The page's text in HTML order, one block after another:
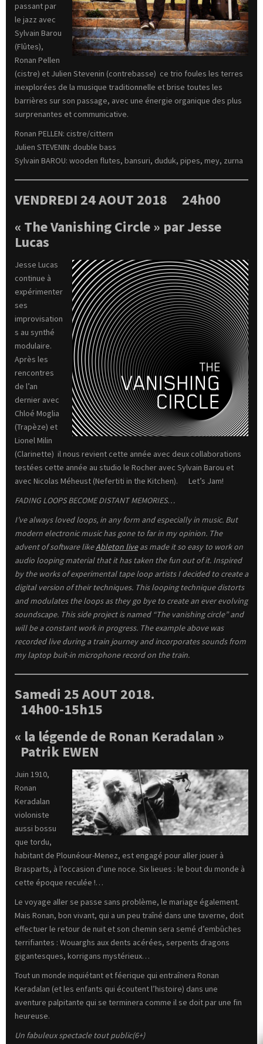
passant par
le jazz avec
Sylvain Barou
(Flûtes),
Ronan Pellen
(cistre) et Julien Stevenin (contrebasse) ce trio foules les terres
inexplorées de la musique traditionnelle et brise toutes les
barrières sur son passage, avec une énergie organique des plus
surprenantes et communicative.
Ronan PELLEN: cistre/cittern
Julien STEVENIN: double bass
Sylvain BAROU: wooden flutes, bansuri, duduk, pipes, mey, zurna
VENDREDI 24 AOUT 2018 24h00
« The Vanishing Circle » par Jesse
Lucas
Jesse Lucas
continue à
expérimenter
ses
improvisation
s au synthé
modulaire.
Après les
rencontres
de l’an
dernier avec
Chloé Moglia
(Trapèze) et
Lionel Milin
(Clarinette) il nous revient cette année avec deux collaborations
testées cette année au studio le Rocher avec Sylvain Barou et
avec Nicolas Méheust (Nefertiti in the Kitchen). Let’s Jam!
FADING LOOPS BECOME DISTANT MEMORIES…
I’ve always loved loops, in any form and especially in music. But
modern electronic music has gone to far in my opinion. The
advent of software likeAbleton liveas made it so easy to work on
audio looping material that it has taken the fun out of it. Inspired
by the works of experimental tape loop artists I decided to create a
digital version of their techniques. This looping technique distorts
and modulates the loops as they go bye to create an ever evolving
soundscape. This side project is named “The vanishing circle” and
will be a constant work in progress. The example above was
recorded live during a train journey and incorporates sounds from
my laptop buit-in microphone record on the train.
Samedi 25 AOUT 2018.
14h00-15h15
« la légende de Ronan Keradalan »
Patrik EWEN
Juin 1910,
Ronan
Keradalan
violoniste
aussi bossu
que tordu,
habitant de Plounéour-Menez, est engagé pour aller jouer à
Brasparts, à l’occasion d’une noce. Six lieues : le bout du monde à
cette époque reculée !…
Le voyage aller se passe sans problème, le mariage également.
Mais Ronan, bon vivant, qui a un peu traîné dans une taverne, doit
effectuer le retour de nuit et son chemin sera semé d’embûches
terrifiantes : Wouarghs aux dents acérées, serpents dragons
gigantesques, korrigans mystérieux…
Tout un monde inquiétant et féerique qui entraînera Ronan
Keradalan (et les enfants qui écoutent l’histoire) dans une
aventure palpitante qui se terminera comme il se doit par une fin
heureuse.
Un fabuleux spectacle tout public(6+)